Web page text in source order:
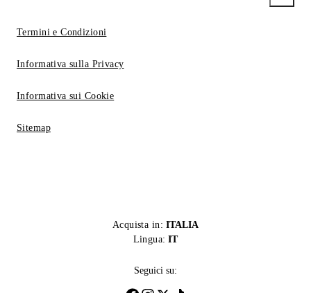
Termini e Condizioni
Informativa sulla Privacy
Informativa sui Cookie
Sitemap
Acquista in: ITALIA
Lingua: IT
Seguici su: